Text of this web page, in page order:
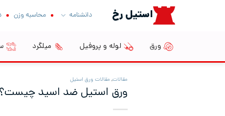
استیل رخ دانشنامه محاسبه وزن
ورق لوله و پروفیل میلگرد
مقالات, مقالات ورق استیل
ورق استیل ضد اسید چیست؟